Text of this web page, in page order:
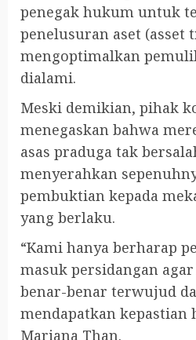
penegak hukum untuk
penelusuran aset (asset
mengoptimalkan
dialami.
Meski demikian, pihak
menegaskan bahwa
asas praduga tak
menyerahkan
pembuktian kepada
yang berlaku.
“Kami hanya berharap
masuk persidangan
benar-benar terwujud
mendapatkan kepastian
Mariana Than.